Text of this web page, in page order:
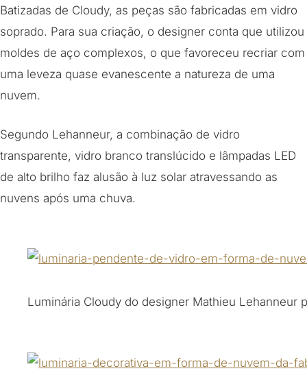
Batizadas de Cloudy, as peças são fabricadas em vidro
soprado. Para sua criação, o designer conta que utilizou
moldes de aço complexos, o que favoreceu recriar com
uma leveza quase evanescente a natureza de uma
nuvem.
Segundo Lehanneur, a combinação de vidro
transparente, vidro branco translúcido e lâmpadas LED
de alto brilho faz alusão à luz solar atravessando as
nuvens após uma chuva.
Luminária Cloudy do designer Mathieu Lehanneur